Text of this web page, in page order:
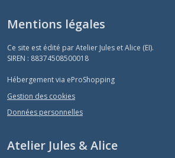
Mentions légales
Ce site est édité par Atelier Jules et Alice (EI).
SIREN : 88374508500018
Hébergement via eProShopping
Gestion des cookies
Données personnelles
Atelier Jules & Alice